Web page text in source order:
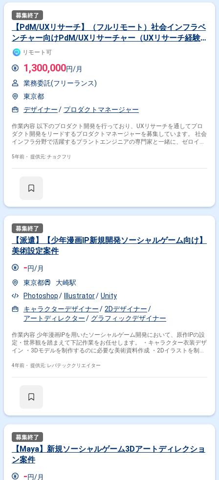
【PdM/UXリサーチ】（フルリモート）社会インフラベ
ンチャー向けPdM/UXリサーチャー（UXリサーチ経験
がありプロダクトマネジメントのご経験が2年以上ある
方）
リモート可
1,300,000円/月
業務委託(フリーランス)
東京都
デザイナー
プロダクトマネージャー
作業内容 以下のプロダクト開発を行っており、UXリサーチを通してプロ
ダクト開発をリードするプロダクトマネージャーを募集しています。 社会
インフラ分野で活躍するプラントエンジニアの専門家と一緒に、ゼロイチ
設計や運転管理支援など、特定の領域で深い知見やスキルとテクノロジー
ョンと開発ロードマップの作成 ・プロダクトの機能要件を決め、プロダク
5年前・ 提供元: チョクフリ
【派遣】【少年漫画IP新規開発ソーシャルゲーム向け】
美術設定案件
-円/月
東京都
大崎駅
Photoshop
Illustrator
Unity
キャラクターデザイナー
2Dデザイナー
アートディレクター
グラフィックデザイナー
作業内容 少年漫画IPを用いたソーシャルゲーム開発において、原作IPの設
定・世界観を踏まえて下記作業をお任せします。 ・キャラクター衣装デザ
イン ・3Dモデルを制作するのに必要な美術資料作成 ・2Dイラストを制作
する場合がございます。
4年前・ 提供元: レバテッククリエイター
【Maya】新規ソーシャルゲーム3Dアートディレクショ
ン案件
-円/月